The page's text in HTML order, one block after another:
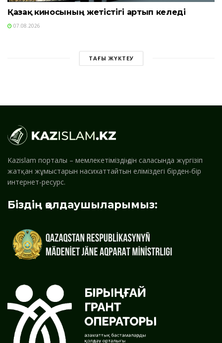
Қазақ киносының жетістігі артып келеді
07.08.2026
ТАҒЫ ЖҮКТЕУ
Kazislam порталы – мемлекетіміздің дін саласында жүргізіп
жатқан жұмыстарын насихаттайтын еліміздегі бірден-бір
интернет-ресурс.
Біздің қолдаушыларымыз: